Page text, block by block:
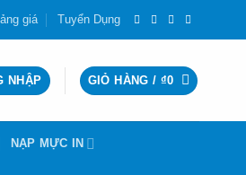
giá Tuyển Dụng
NHẬP GIỎ HÀNG / ₫0
NẠP MỰC IN